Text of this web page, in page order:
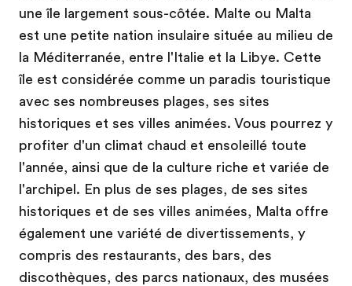
une île largement sous-côtée. Malte ou Malta
est une petite nation insulaire située au milieu de
la Méditerranée, entre l'Italie et la Libye. Cette
île est considérée comme un paradis touristique
avec ses nombreuses plages, ses sites
historiques et ses villes animées. Vous pourrez y
profiter d'un climat chaud et ensoleillé toute
l'année, ainsi que de la culture riche et variée de
l'archipel. En plus de ses plages, de ses sites
historiques et de ses villes animées, Malta offre
également une variété de divertissements, y
compris des restaurants, des bars, des
discothèques, des parcs nationaux, des musées